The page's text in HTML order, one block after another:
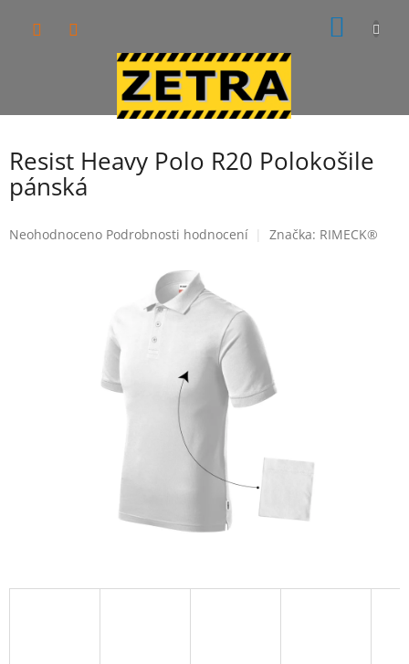
Resist Heavy Polo R20 Polokošile
pánská
Průměrné
Neohodnoceno Podrobnosti hodnocení Značka: RIMECK®